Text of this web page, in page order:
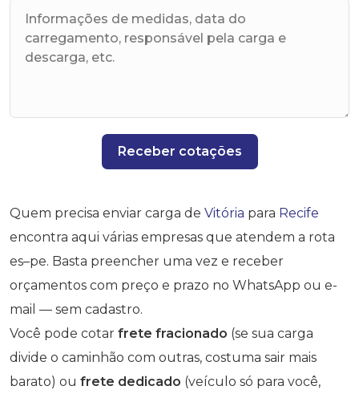
Receber cotações
Quem precisa enviar carga de Vitória para Recife
encontra aqui várias empresas que atendem a rota
es–pe. Basta preencher uma vez e receber
orçamentos com preço e prazo no WhatsApp ou e-
mail — sem cadastro.
Você pode cotar frete fracionado (se sua carga
divide o caminhão com outras, costuma sair mais
barato) ou frete dedicado (veículo só para você,